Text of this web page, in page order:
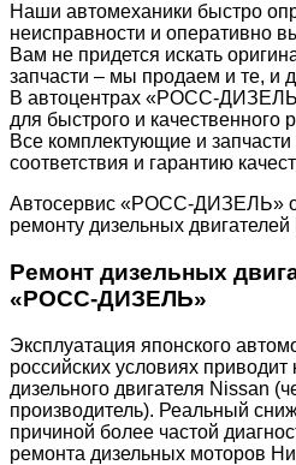
Наши автомеханики быстро
неисправности и оперативно
Вам не придется искать
запчасти – мы продаем и те, и
В автоцентрах «РОСС-
для быстрого и качественного
Все комплектующие и
соответствия и гарантию
Автосервис «РОСС-ДИЗЕЛЬ»
ремонту дизельных
Ремонт дизельных
«РОСС-ДИЗЕЛЬ»
Эксплуатация японского
российских условиях
дизельного двигателя Nissan
производитель). Реальный
причиной более частой
ремонта дизельных моторов